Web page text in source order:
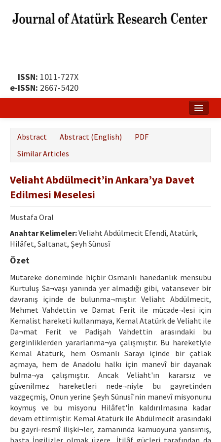
ISSN: 1011-727X
e-ISSN: 2667-5420
Publication Policy
Boards of the Journal
Ethical Principles
Author's Guide
Refereeing Guide
Contact Us
Abstract Abstract (English)
PDF
Similar Articles
Veliaht Abdülmecit’in Ankara’ya Davet
Edilmesi Meselesi
Mustafa Oral
Anahtar Kelimeler:Veliaht Abdülmecit Efendi, Atatürk,
Hilâfet, Saltanat, Şeyh Sünusî
Özet
Mütareke döneminde hiçbir Osmanlı hanedanlık mensubu
Kurtuluş Sa¬vaşı yanında yer almadığı gibi, vatansever bir
davranış içinde de bulunma¬mıştır. Veliaht Abdülmecit,
Mehmet Vahdettin ve Damat Ferit ile mücade¬lesi için
Kemalist hareketi kullanmaya, Kemal Atatürk de Veliaht ile
Da¬mat Ferit ve Padişah Vahdettin arasındaki bu
gerginliklerden yararlanma¬ya çalışmıştır. Bu hareketiyle
Kemal Atatürk, hem Osmanlı Sarayı içinde bir çatlak
açmaya, hem de Anadolu halkı için manevî bir dayanak
bulma¬ya çalışmıştır. Ancak Veliaht'ın kararsız ve
güvenilmez hareketleri nede¬niyle bu gayretinden
vazgeçmiş, Onun yerine Şeyh Sünusî'nin manevî misyonunu
koymuş ve bu misyonu Hilâfet'İn kaldırılmasına kadar
devam ettirmiştir. Kemal Atatürk ile Abdülmecit arasındaki
bu gayri-resmî ilişki¬ler, zamanında kamuoyuna yansımış,